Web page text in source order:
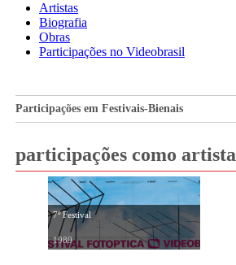
Artistas
Biografia
Obras
Participações no Videobrasil
Participações em Festivais-Bienais
participações como artista
7º Festival
1989